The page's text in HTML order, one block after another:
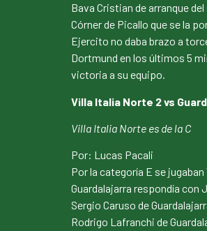
Bava Cristian de arranque
Córner de Picallo que se la
Ejercito no daba brazo a
Dortmund en los últimos 5
victoria a su equipo.
Villa Italia Norte 2 vs
Villa Italia Norte es de la C
Por: Lucas Pacali
Por la categoría E se
Guardalajarra respondía con
Sergio Caruso de
Rodrigo Lafranchi de